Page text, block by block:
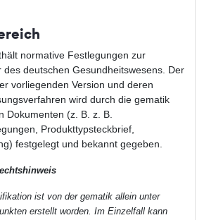
normative Festlegungen zur
des deutschen Gesundheitswesens. Der
vorliegenden Version und deren
wird durch die gematik
Dokumenten (z. B. z. B.
Produkttypsteckbrief,
festgelegt und bekannt gegeben.
ist von der gematik allein unter
erstellt worden. Im Einzelfall kann